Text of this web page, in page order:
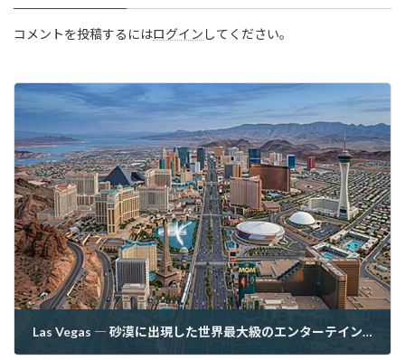
コメントを投稿するにはログイン してください。
Las Vegas ― 砂漠に出現した世界最大級のエンターテインメントシティ